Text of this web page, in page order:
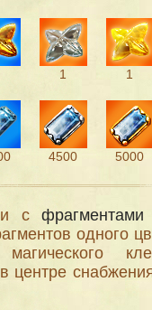
1 1
4500 5000
с
одного
центре